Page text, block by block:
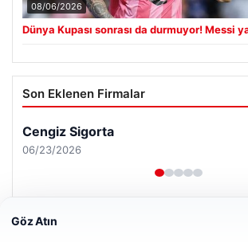
08/06/2026
Dünya Kupası sonrası da durmuyor! Messi
Son Eklenen Firmalar
Cengiz Sigorta
06/23/2026
Göz Atın